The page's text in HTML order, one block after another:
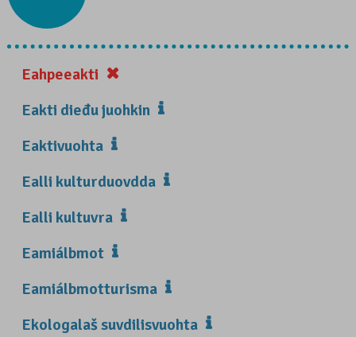
Eahpeeakti
Eakti dieđu juohkin
Eaktivuohta
Ealli kulturduovdda
Ealli kultuvra
Eamiálbmot
Eamiálbmotturisma
Ekologalaš suvdilisvuohta